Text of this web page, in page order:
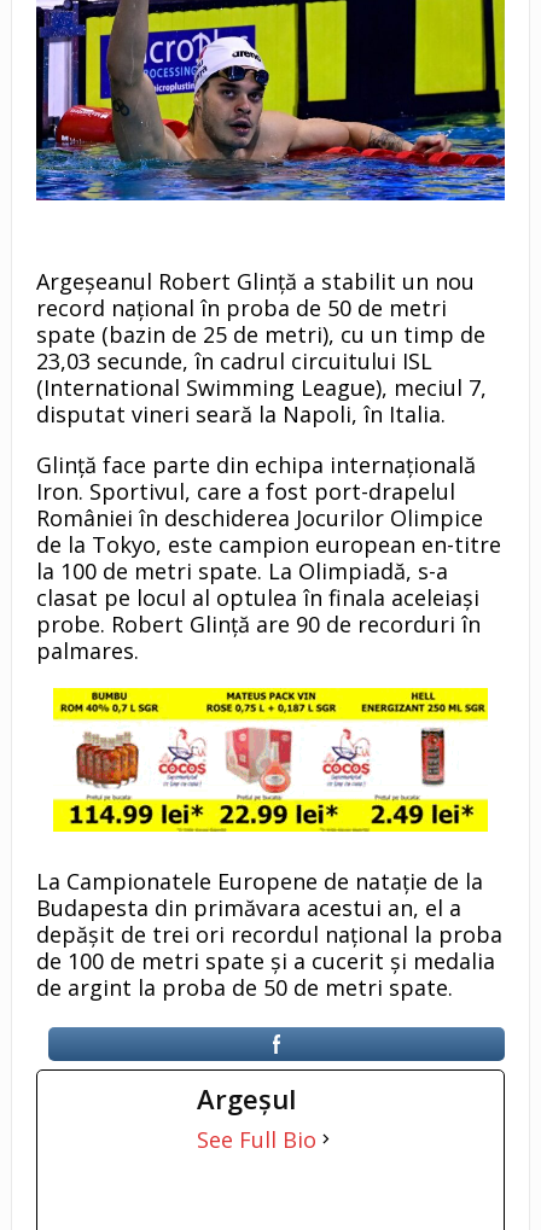
Argeșeanul Robert Glinţă a stabilit un nou
record naţional în proba de 50 de metri
spate (bazin de 25 de metri), cu un timp de
23,03 secunde, în cadrul circuitului ISL
(International Swimming League), meciul 7,
disputat vineri seară la Napoli, în Italia.
Glinţă face parte din echipa internaţională
Iron. Sportivul, care a fost port-drapelul
României în deschiderea Jocurilor Olimpice
de la Tokyo, este campion european en-titre
la 100 de metri spate. La Olimpiadă, s-a
clasat pe locul al optulea în finala aceleiași
probe. Robert Glință are 90 de recorduri în
palmares.
La Campionatele Europene de natație de la
Budapesta din primăvara acestui an, el a
depășit de trei ori recordul național la proba
de 100 de metri spate și a cucerit și medalia
de argint la proba de 50 de metri spate.
Argeşul
See Full Bio